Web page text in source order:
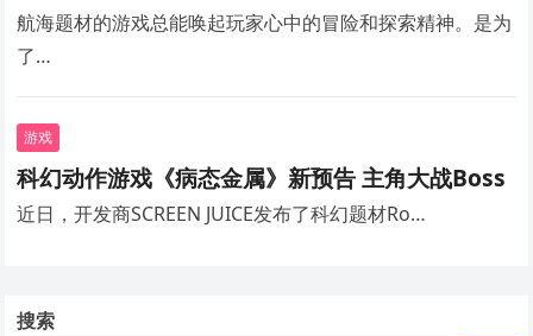
航海题材的游戏总能唤起玩家心中的冒险和探索精神。是为
了…
游戏
科幻动作游戏《病态金属》新预告 主角大战Boss
近日，开发商SCREEN JUICE发布了科幻题材Ro…
搜索